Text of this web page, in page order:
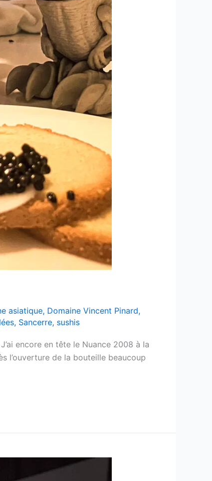
asiatique, Domaine Vincent Pinard,
, Sancerre, sushis
encore en tête le Nuance 2008 à la
l’ouverture de la bouteille beaucoup